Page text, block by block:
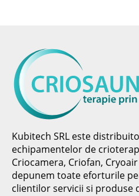
Kubitech SRL este
echipamentelor de
Criocamera, Criofan,
depunem toate eforturile
clientilor servicii si produse